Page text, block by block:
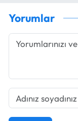
Yorumlar